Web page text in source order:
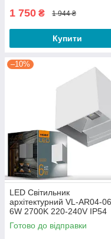
1 750 ₴ 1 944 ₴
Купити
–10%
LED Світильник
архітектурний VL-AR04-
6W 2700K 220-240V IP54
Videx
Готово до відправки